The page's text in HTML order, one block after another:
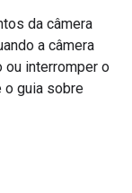
da câmera
a câmera
ou interromper o
o guia sobre